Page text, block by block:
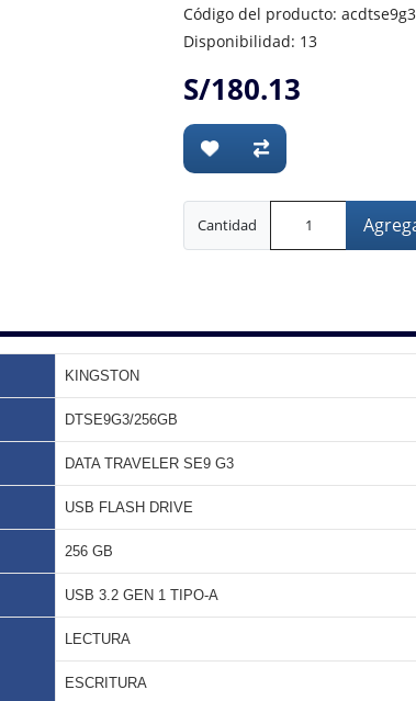
Código del producto:
Disponibilidad: 13
S/180.13
Cantidad
KINGSTON
DTSE9G3/256GB
DATA TRAVELER SE9 G3
USB FLASH DRIVE
256 GB
USB 3.2 GEN 1 TIPO-A
LECTURA
ESCRITURA